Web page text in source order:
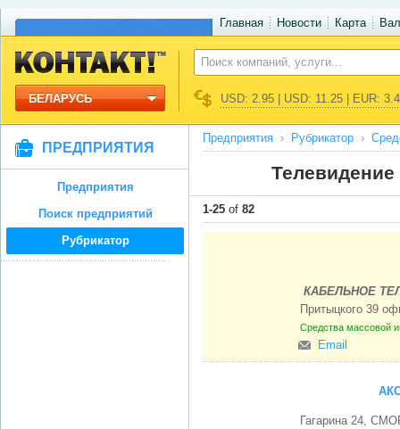
Главная Новости Карта
БЕЛАРУСЬ USD: 2.95 | USD: 11.25 | EUR:
ПРЕДПРИЯТИЯ
Предприятия
Поиск предприятий
Рубрикатор
Предприятия Рубрикатор
1-25 of 82
КАБЕЛЬНОЕ
Притыцкого 39
Средства массовой
Email
Гагарина 24,